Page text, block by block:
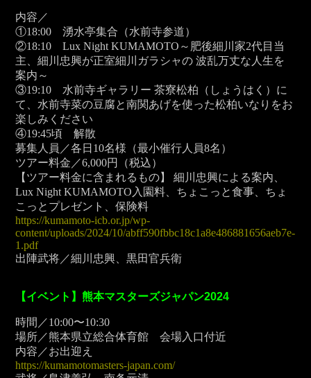
内容／
①18:00 湧水亭集合（水前寺参道）
②18:10 Lux Night KUMAMOTO～肥後細川家2代目当
主、細川忠興が正室細川ガラシャの 波乱万丈な人生を
案内～
③19:10 水前寺ギャラリー 茶寮松柏（しょうはく）に
て、水前寺菜の豆腐と南関あげを使った松柏いなりをお
楽しみください
④19:45頃 解散
募集人員／各日10名様（最小催行人員8名）
ツアー料金／6,000円（税込）
【ツアー料金に含まれるもの】 細川忠興による案内、
Lux Night KUMAMOTO入園料、ちょこっと食事、ちょ
こっとプレゼント、保険料
https://kumamoto-icb.or.jp/wp-
content/uploads/2024/10/abff590fbbc18c1a8e486881656aeb7e-
1.pdf
出陣武将／細川忠興、黒田官兵衛
【イベント】熊本マスターズジャパン2024
時間／10:00〜10:30
場所／熊本県立総合体育館 会場入口付近
内容／お出迎え
https://kumamotomasters-japan.com/